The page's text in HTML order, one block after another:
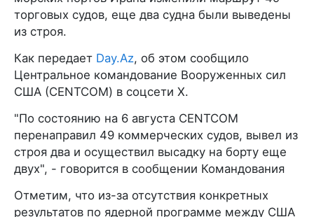
торговых судов, еще два судна были выведены
из строя.
Как передает Day.Az, об этом сообщило
Центральное командование Вооруженных сил
США (CENTCOM) в соцсети X.
"По состоянию на 6 августа CENTCOM
перенаправил 49 коммерческих судов, вывел из
строя два и осуществил высадку на борту еще
двух", - говорится в сообщении Командования
Отметим, что из-за отсутствия конкретных
результатов по ядерной программе между США